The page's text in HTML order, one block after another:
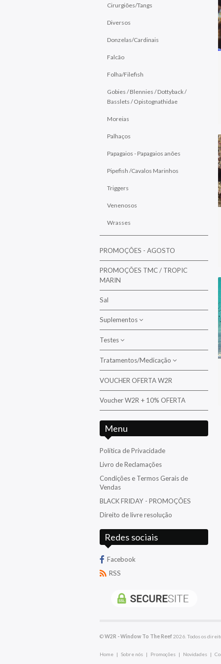
Cirurgiões/Tangs
Diversos
Donzelas/Cardinais
Falcão
Folha/Filefish
Gobies / Blennies / Dottyback /
Basslets / Opistognathidae
Moreias
Palhaços
Papagaios - Papagaios anões
Pipefish /Cavalos Marinhos
Triggers
Venenosos
Wrasses
PROMOÇÕES - AGOSTO
PROMOÇÕES TMC / TROPIC
MARIN
Sal
Suplementos
Bactérias
Suplementos para corais
Suplementos para peixes
Testes
Aquarium Systems
Ati
D-D The Aquarium Solution
Hanna
Nyos
Red Sea
Reef Factory
Salifert
TMC
Triton
Tratamentos/Medicação
Tratamento/Medicação da
água/Pragas
Tratamento/Medicação para peixes e
corais
VOUCHER OFERTA W2R
Voucher W2R + 10% OFERTA
Menu
Política de Privacidade
Livro de Reclamações
Condições e Termos Gerais de
Vendas
BLACK FRIDAY - PROMOÇÕES
Direito de livre resolução
Redes sociais
Facebook
RSS
©W2R - Window To The Reef2026. Todos os
Home | Sobre nós | Promoções | Novidades |